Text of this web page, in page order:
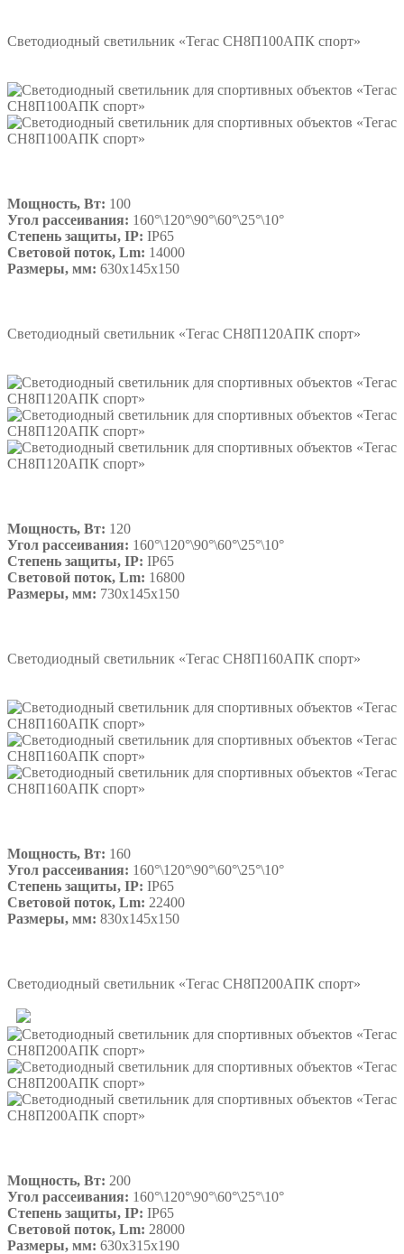
Светодиодный светильник «Тегас СН8П100АПК спорт»
Мощность, Вт: 100
Угол рассеивания: 160°\120°\90°\60°\25°\10°
Степень защиты, IP: IP65
Световой поток, Lm: 14000
Размеры, мм: 630х145х150
Светодиодный светильник «Тегас СН8П120АПК спорт»
Мощность, Вт: 120
Угол рассеивания: 160°\120°\90°\60°\25°\10°
Степень защиты, IP: IP65
Световой поток, Lm: 16800
Размеры, мм: 730х145х150
Светодиодный светильник «Тегас СН8П160АПК спорт»
Мощность, Вт: 160
Угол рассеивания: 160°\120°\90°\60°\25°\10°
Степень защиты, IP: IP65
Световой поток, Lm: 22400
Размеры, мм: 830х145х150
Светодиодный светильник «Тегас СН8П200АПК спорт»
Мощность, Вт: 200
Угол рассеивания: 160°\120°\90°\60°\25°\10°
Степень защиты, IP: IP65
Световой поток, Lm: 28000
Размеры, мм: 630х315х190